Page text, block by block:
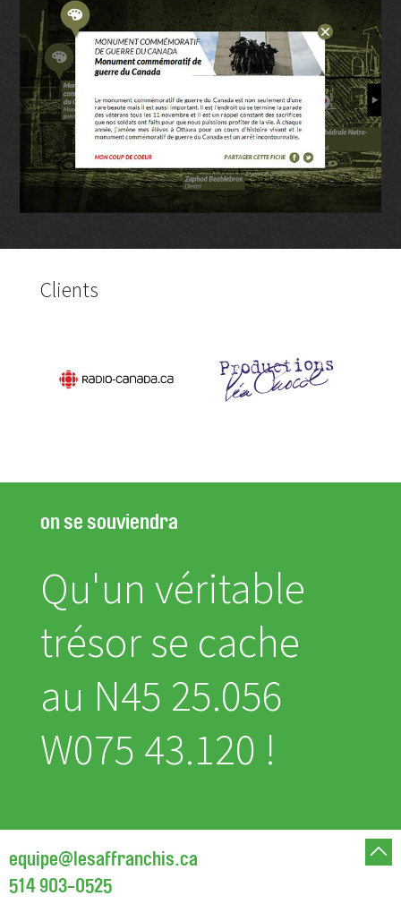
Clients
on se souviendra
Qu'un véritable
trésor se cache
au N45 25.056
W075 43.120 !
equipe@lesaffranchis.ca
514 903-0525